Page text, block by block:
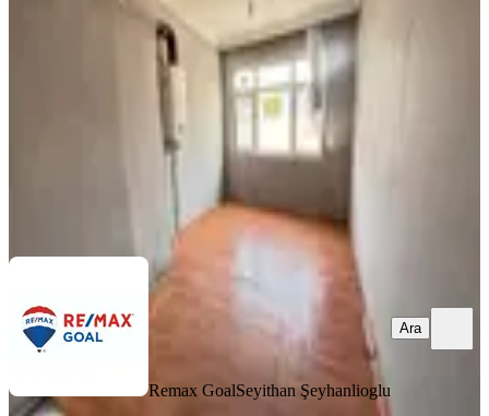
Fatih, Koca Mustafapaşa Mahallesi
·90 m²·5. Kat·31.07.2026
35.000 ₺
Seyithan Şeyhanlioglu
Remax GoalSeyithan Şeyhanlioglu
Ara